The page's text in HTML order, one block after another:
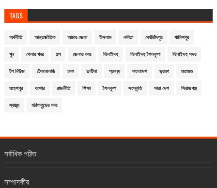
TAGS
অর্থনীতি আন্তর্জাতিক আমার জেলা ইসলাম কবিতা কোটচাঁদপুর খালিশপুর
খুন খেলার খবর গল্প জেলার খবর ঝিনাইদহ ঝিনাইদহ শৈলকুপা ঝিনাইদহ সদর
টপ নিউজ টেকনোলজি ঢাকা দুর্ঘটনা প্রবন্ধ বাংলাদেশ ভ্রমণ মতামত
মহেশপুর যশোর রাজনীতি শিক্ষা শৈলকুপা সংস্কৃতি সারা দেশ সিরাজগঞ্জ
স্বাস্থ্য হরিণাকুন্ডের খবর
সর্বাধিক পঠিত
সম্পাদকীয়